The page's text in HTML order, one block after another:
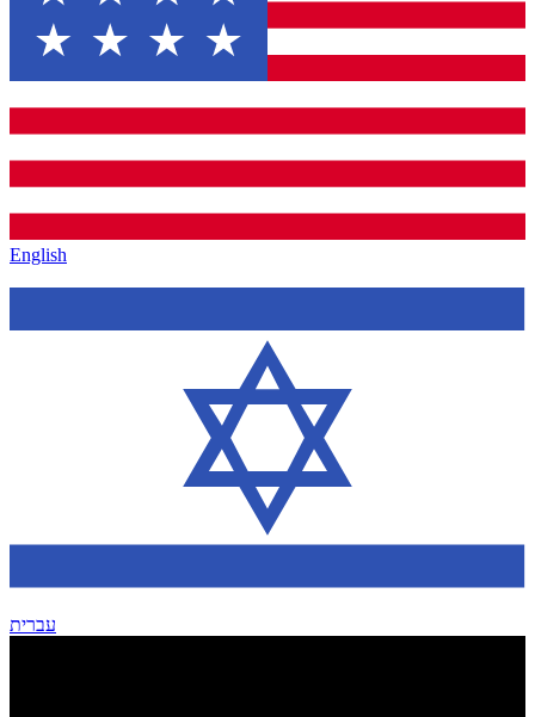
English
עברית